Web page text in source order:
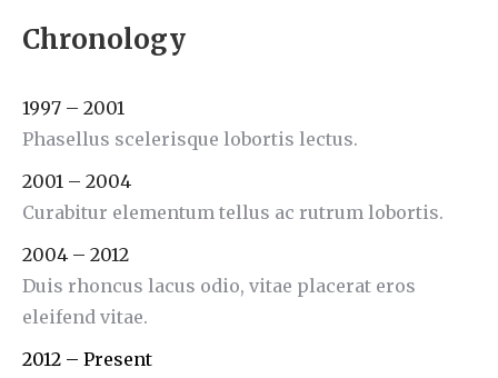
Chronology
1997 – 2001
Phasellus scelerisque lobortis lectus.
2001 – 2004
Curabitur elementum tellus ac rutrum lobortis.
2004 – 2012
Duis rhoncus lacus odio, vitae placerat eros
eleifend vitae.
2012 – Present